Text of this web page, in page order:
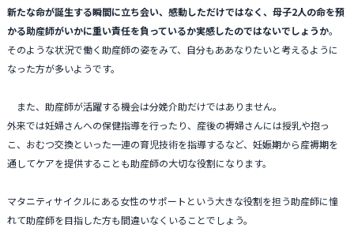
新たな命が誕生する瞬間に立ち会い、感動しただけではなく、母子2人の命を預
かる助産師がいかに重い責任を負っているか実感したのではないでしょうか。
そのような状況で働く助産師の姿をみて、自分もああなりたいと考えるように
なった方が多いようです。
また、助産師が活躍する機会は分娩介助だけではありません。
外来では妊婦さんへの保健指導を行ったり、産後の褥婦さんには授乳や抱っ
こ、おむつ交換といった一連の育児技術を指導するなど、妊娠期から産褥期を
通してケアを提供することも助産師の大切な役割になります。
マタニティサイクルにある女性のサポートという大きな役割を担う助産師に憧
れて助産師を目指した方も間違いなくいることでしょう。